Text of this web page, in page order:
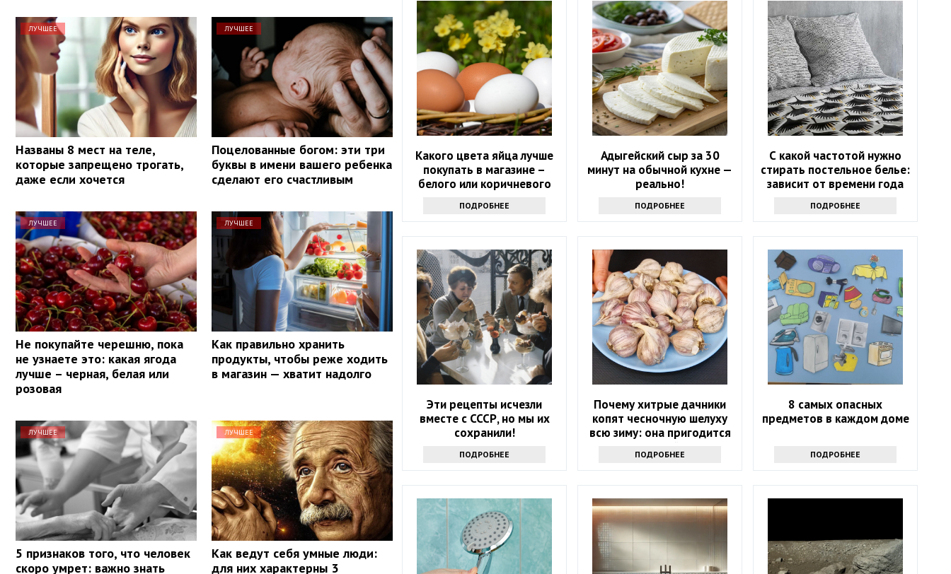
ЛУЧШЕЕ
Названы 8 мест на теле,
которые запрещено трогать,
даже если хочется
ЛУЧШЕЕ
Поцелованные богом: эти три
буквы в имени вашего ребенка
сделают его счастливым
ЛУЧШЕЕ
Не покупайте черешню, пока
не узнаете это: какая ягода
лучше – черная, белая или
розовая
ЛУЧШЕЕ
Как правильно хранить
продукты, чтобы реже ходить
в магазин — хватит надолго
ЛУЧШЕЕ
5 признаков того, что человек
скоро умрет: важно знать
ЛУЧШЕЕ
Как ведут себя умные люди:
для них характерны 3
Какого цвета яйца лучше
покупать в магазине –
белого или коричневого
ПОДРОБНЕЕ
Адыгейский сыр за 30
минут на обычной кухне —
реально!
ПОДРОБНЕЕ
С какой частотой нужно
стирать постельное белье:
зависит от времени года
ПОДРОБНЕЕ
Эти рецепты исчезли
вместе с СССР, но мы их
сохранили!
ПОДРОБНЕЕ
Почему хитрые дачники
копят чесночную шелуху
всю зиму: она пригодится
весной
ПОДРОБНЕЕ
8 самых опасных
предметов в каждом доме
ПОДРОБНЕЕ